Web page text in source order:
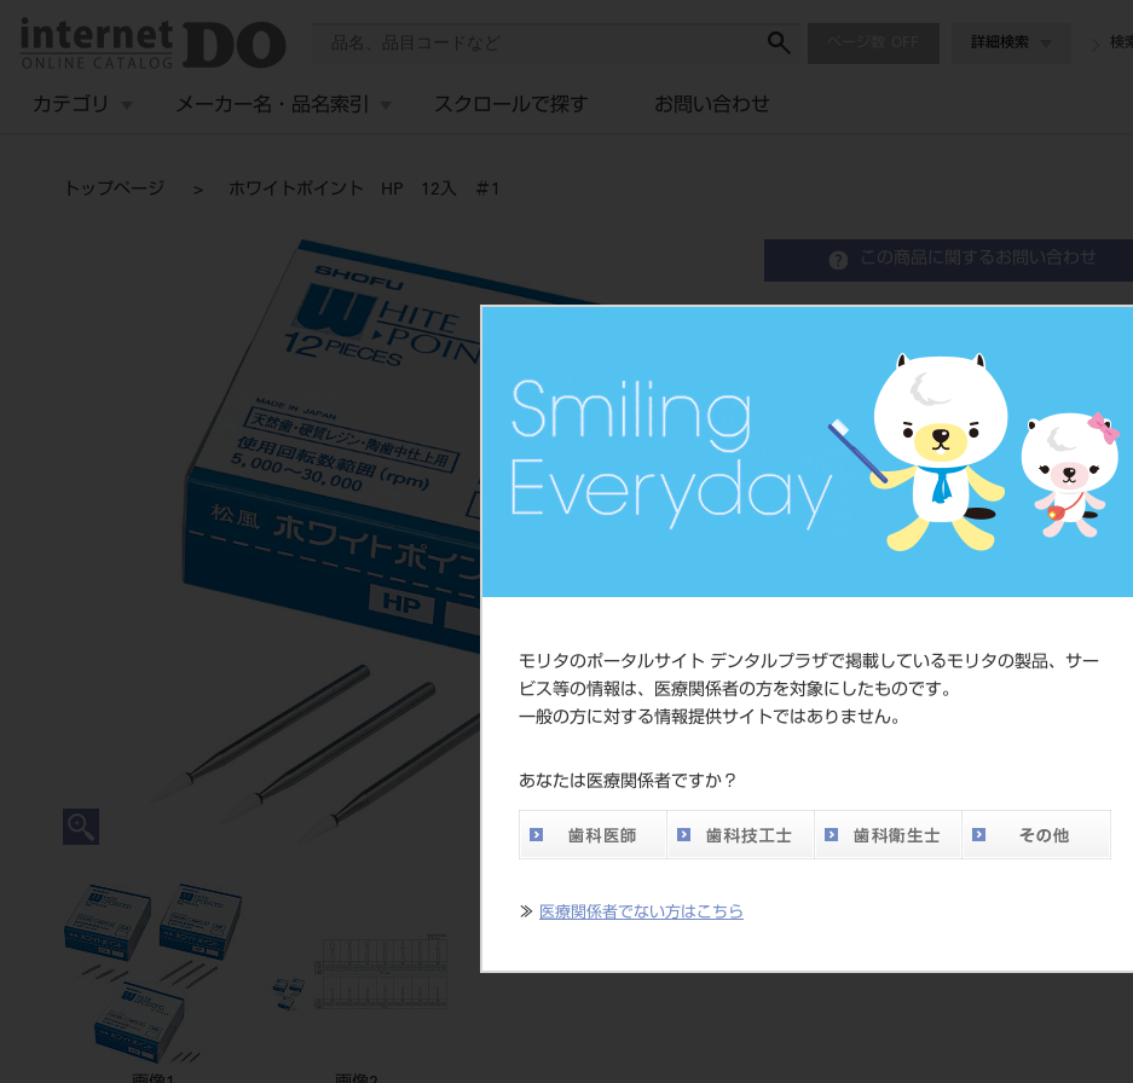
モリタのポータルサイト デンタルプラザで掲載しているモリタの製品、サー
ビス等の情報は、医療関係者の方を対象にしたものです。
一般の方に対する情報提供サイトではありません。
あなたは医療関係者ですか？
≫ 医療関係者でない方はこちら
詳細検索 検
カテゴリ メーカー名・品名索引 スクロールで探す お問い合わせ
トップページ ホワイトポイント HP 12入 ＃1
この商品に関するお問い合わせ
ホワイトポイント HP 12
歯科用切削器材
品目コード 2043202151
JAN/EANコード
価格の確認は
ネット会員登
い。
メーカー
ジ